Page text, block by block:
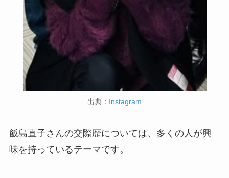
出典： Instagram
飯島直子さんの交際歴については、多くの人が興
味を持っているテーマです。